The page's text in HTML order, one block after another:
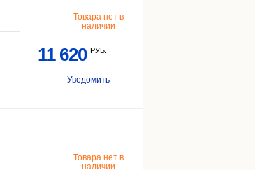
Товара нет в
наличии
11 620 РУБ.
Уведомить
Товара нет в
наличии